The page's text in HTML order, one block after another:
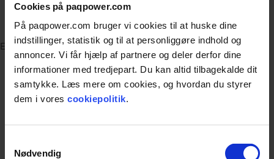
Cookies på paqpower.com
På paqpower.com bruger vi cookies til at huske dine
indstillinger, statistik og til at personliggøre indhold og
annoncer. Vi får hjælp af partnere og deler derfor dine
informationer med tredjepart. Du kan altid tilbagekalde dit
samtykke. Læs mere om cookies, og hvordan du styrer
dem i vores cookiepolitik.
Nødvendig
Page was not found.
Error